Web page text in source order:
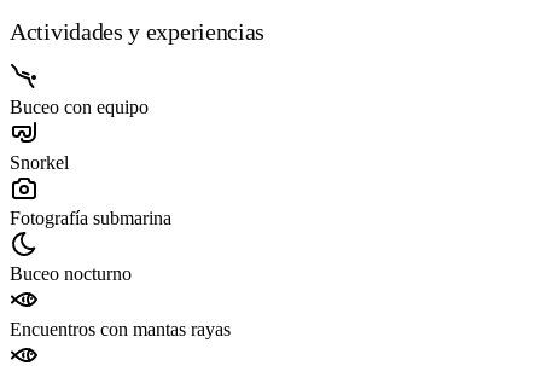
Actividades y experiencias
Buceo con equipo
Snorkel
Fotografía submarina
Buceo nocturno
Encuentros con mantas rayas